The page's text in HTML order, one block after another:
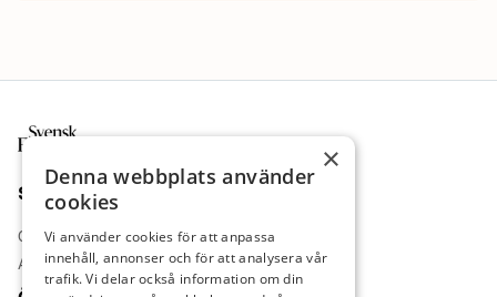
Sajt
Om oss
Annonsera
×
Denna webbplats använder
cookies
Vi använder cookies för att anpassa
innehåll, annonser och för att analysera vår
trafik. Vi delar också information om din